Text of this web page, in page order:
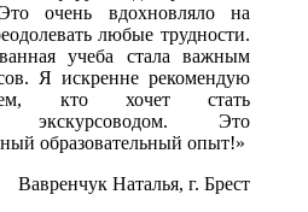
очень вдохновляло на
любые трудности.
учеба стала важным
Я искренне рекомендую
кто хочет стать
экскурсоводом. Это
образовательный опыт!»
Вавренчук Наталья, г. Брест